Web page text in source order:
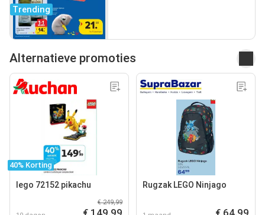
Trending
Alternatieve promoties
40% Korting
lego 72152 pikachu
€ 249,99
€ 149,99
Rugzak LEGO Ninjago
€ 64,99